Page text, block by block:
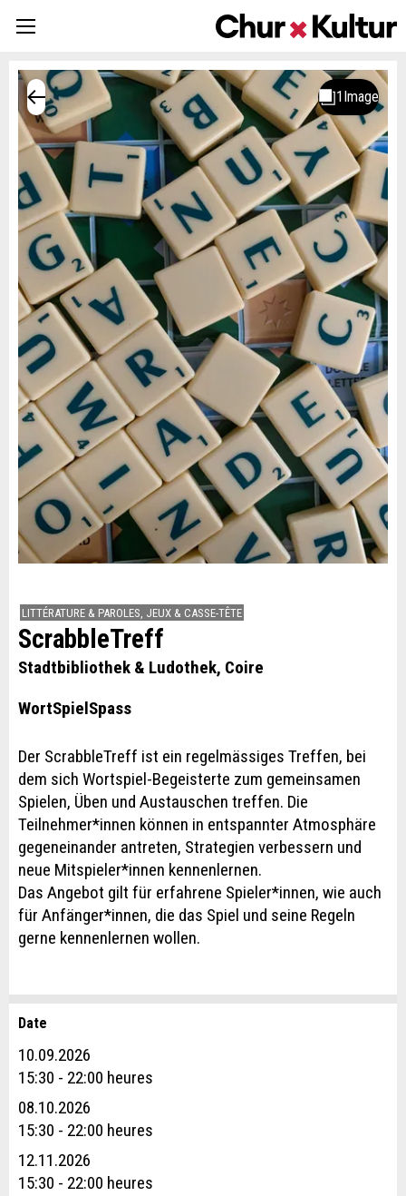
LITTÉRATURE & PAROLES, JEUX & CASSE-TÊTE
ScrabbleTreff
Stadtbibliothek & Ludothek, Coire
WortSpielSpass
Der ScrabbleTreff ist ein regelmässiges Treffen, bei
dem sich Wortspiel-Begeisterte zum gemeinsamen
Spielen, Üben und Austauschen treffen. Die
Teilnehmer*innen können in entspannter Atmosphäre
gegeneinander antreten, Strategien verbessern und
neue Mitspieler*innen kennenlernen.
Das Angebot gilt für erfahrene Spieler*innen, wie auch
für Anfänger*innen, die das Spiel und seine Regeln
gerne kennenlernen wollen.
Annonces répréhensibles
Vos commentaires sont grandement appréciés!
Commentaires généraux
Cette annonce n'est plus valable
Annonce incomplète
Recommander l'annonce
Recommandez cette annonce à des amis.
Réservation
Date de l'événement *:
Nombre de participants *:
Date
10.09.2026
15:30 - 22:00 heures
08.10.2026
15:30 - 22:00 heures
12.11.2026
15:30 - 22:00 heures